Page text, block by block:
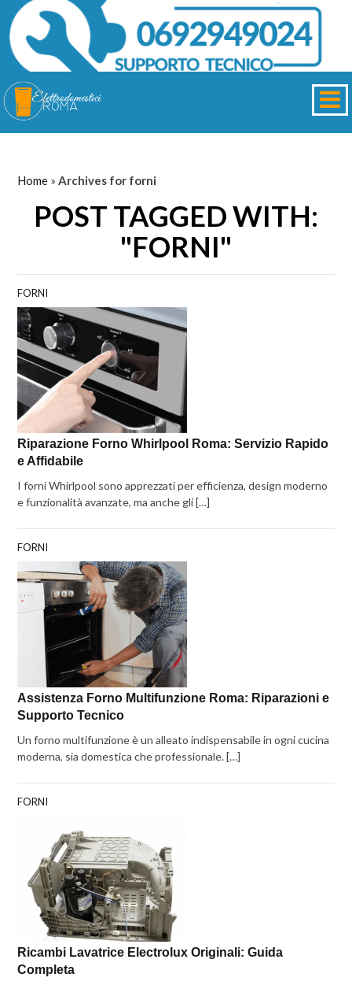
Home »Archives for forni
POST TAGGED WITH:
"FORNI"
FORNI
Riparazione Forno Whirlpool Roma: Servizio Rapido
e Affidabile
I forni Whirlpool sono apprezzati per efficienza, design moderno
e funzionalità avanzate, ma anche gli […]
FORNI
Assistenza Forno Multifunzione Roma: Riparazioni e
Supporto Tecnico
Un forno multifunzione è un alleato indispensabile in ogni cucina
moderna, sia domestica che professionale. […]
FORNI
Ricambi Lavatrice Electrolux Originali: Guida
Completa